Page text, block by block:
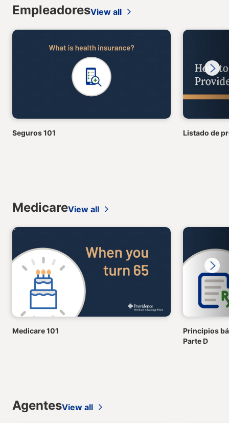
EmpleadoresView all
Seguros 101 Listado de
Next
MedicareView all
Medicare 101
Principios
Parte D
Next
AgentesView all